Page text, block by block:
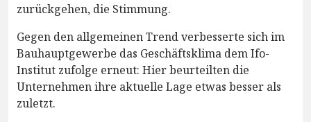
zurückgehen, die Stimmung.
Gegen den allgemeinen Trend verbesserte sich im
Bauhauptgewerbe das Geschäftsklima dem Ifo-
Institut zufolge erneut: Hier beurteilten die
Unternehmen ihre aktuelle Lage etwas besser als
zuletzt.